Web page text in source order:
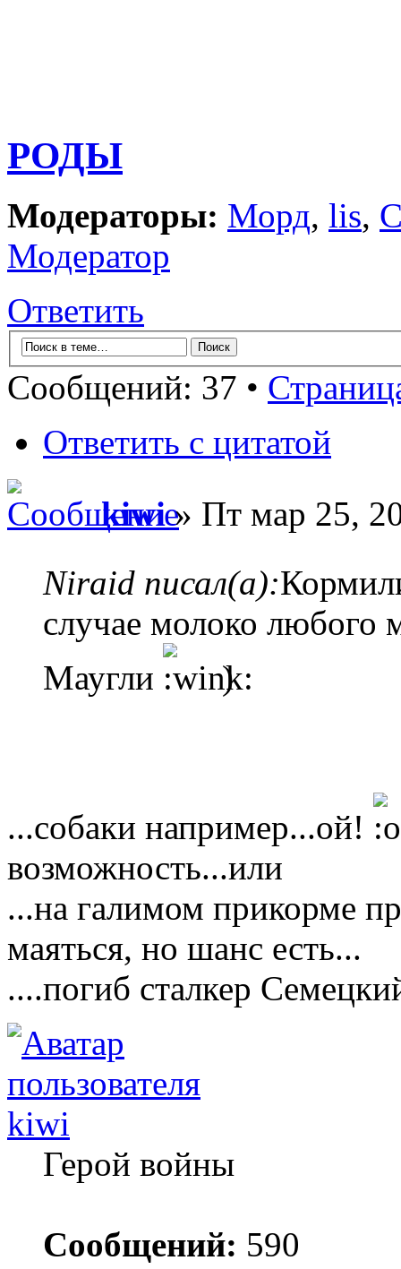
РОДЫ
Модераторы: Морд, lis,
Модератор
Ответить
Сообщений: 37 •
Ответить с цитатой
kiwi» Пт мар 25,
Niraid писал(а):
случае молоко любого
Маугли
)
...собаки например...ой!
возможность...или
...на галимом прикорме
маяться, но шанс есть...
....погиб сталкер
kiwi
Герой войны
Сообщений: 590